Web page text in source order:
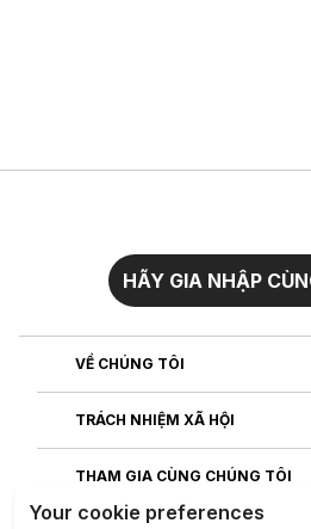
HÃY GIA NHẬP
VỀ CHÚNG TÔI
TRÁCH NHIỆM XÃ HỘI
THAM GIA CÙNG CHÚNG TÔI